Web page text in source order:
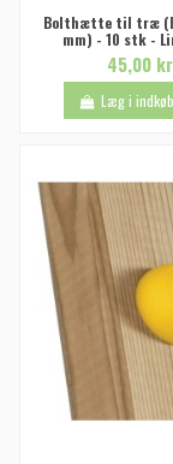
Bolthætte til træ
mm) - 10 stk -
45,00
Læg i